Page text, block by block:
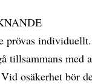
prövas
tillsammans med
osäkerhet bör